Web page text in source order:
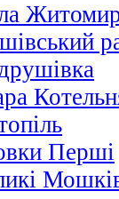
Перші